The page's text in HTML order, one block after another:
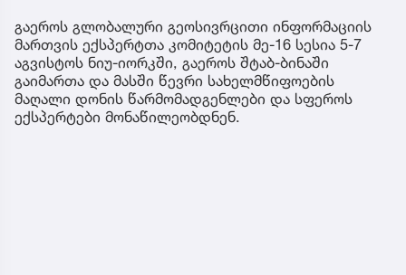
გაეროს გლობალური გეოსივრცითი ინფორმაციის
მართვის ექსპერტთა კომიტეტის მე-16 სესია 5-7
აგვისტოს ნიუ-იორკში, გაეროს შტაბ-ბინაში
გაიმართა და მასში წევრი სახელმწიფოების
მაღალი დონის წარმომადგენლები და სფეროს
ექსპერტები მონაწილეობდნენ.